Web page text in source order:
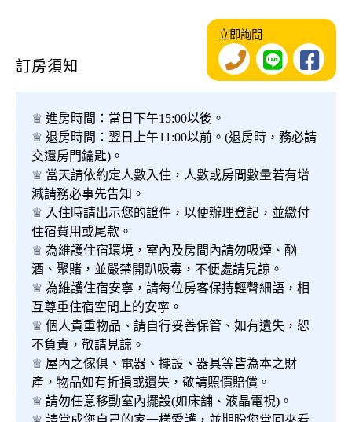
訂房須知
立即詢問
♕ 進房時間：當日下午15:00以後。
♕ 退房時間：翌日上午11:00以前。(退房時，務必請
交還房門鑰匙)。
♕ 當天請依約定人數入住，人數或房間數量若有增
減請務必事先告知。
♕ 入住時請出示您的證件，以便辦理登記，並繳付
住宿費用或尾款。
♕ 為維護住宿環境，室內及房間內請勿吸煙、酗
酒、聚賭，並嚴禁開趴吸毒，不便處請見諒。
♕ 為維護住宿安寧，請每位房客保持輕聲細語，相
互尊重住宿空間上的安寧。
♕ 個人貴重物品、請自行妥善保管、如有遺失，恕
不負責，敬請見諒。
♕ 屋內之傢俱、電器、擺設、器具等皆為本之財
產，物品如有折損或遺失，敬請照價賠償。
♕ 請勿任意移動室內擺設(如床舖、液晶電視)。